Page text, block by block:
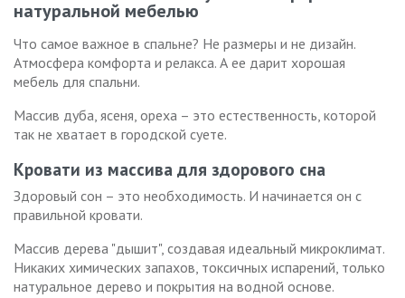
натуральной мебелью
Что самое важное в спальне? Не размеры и не дизайн.
Атмосфера комфорта и релакса. А ее дарит хорошая
мебель для спальни.
Массив дуба, ясеня, ореха – это естественность, которой
так не хватает в городской суете.
Кровати из массива для здорового сна
Здоровый сон – это необходимость. И начинается он с
правильной кровати.
Массив дерева "дышит", создавая идеальный микроклимат.
Никаких химических запахов, токсичных испарений, только
натуральное дерево и покрытия на водной основе.